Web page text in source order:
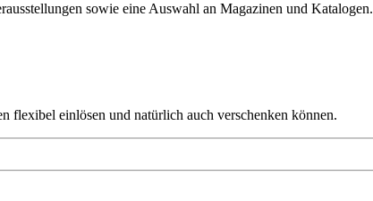
sowie eine Auswahl an Magazinen und Katalogen.
flexibel einlösen und natürlich auch verschenken können.